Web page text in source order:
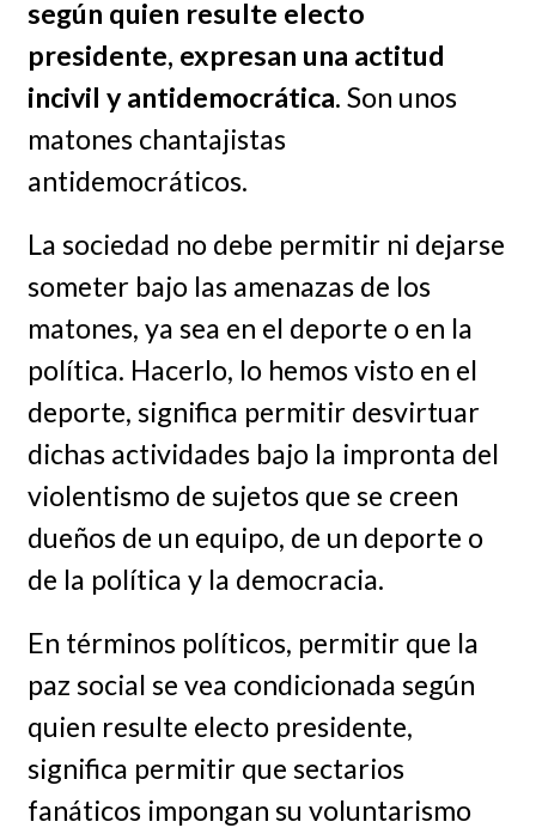
según quien resulte electo
presidente, expresan una actitud
incivil y antidemocrática. Son unos
matones chantajistas
antidemocráticos.
La sociedad no debe permitir ni dejarse
someter bajo las amenazas de los
matones, ya sea en el deporte o en la
política. Hacerlo, lo hemos visto en el
deporte, significa permitir desvirtuar
dichas actividades bajo la impronta del
violentismo de sujetos que se creen
dueños de un equipo, de un deporte o
de la política y la democracia.
En términos políticos, permitir que la
paz social se vea condicionada según
quien resulte electo presidente,
significa permitir que sectarios
fanáticos impongan su voluntarismo